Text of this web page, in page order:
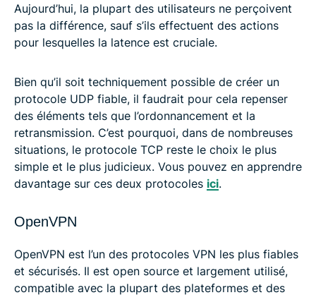
Aujourd’hui, la plupart des utilisateurs ne perçoivent
pas la différence, sauf s’ils effectuent des actions
pour lesquelles la latence est cruciale.
Bien qu’il soit techniquement possible de créer un
protocole UDP fiable, il faudrait pour cela repenser
des éléments tels que l’ordonnancement et la
retransmission. C’est pourquoi, dans de nombreuses
situations, le protocole TCP reste le choix le plus
simple et le plus judicieux. Vous pouvez en apprendre
davantage sur ces deux protocoles ici.
OpenVPN
OpenVPN est l’un des protocoles VPN les plus fiables
et sécurisés. Il est open source et largement utilisé,
compatible avec la plupart des plateformes et des